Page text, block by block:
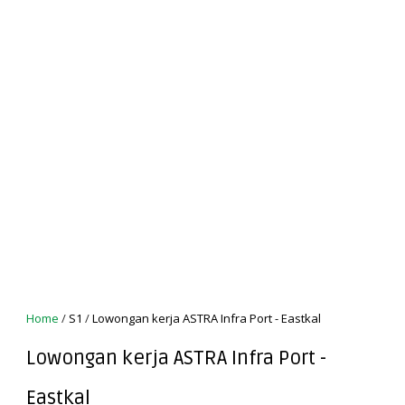
Home / S1 /Lowongan kerja ASTRA Infra Port - Eastkal
Lowongan kerja ASTRA Infra Port -
Eastkal